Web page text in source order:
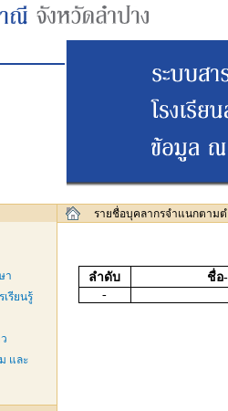
า
รียนรู้
และ
รายชื่อบุคลากรจำแนกตาม
ลำดับ
ชื่อ
-